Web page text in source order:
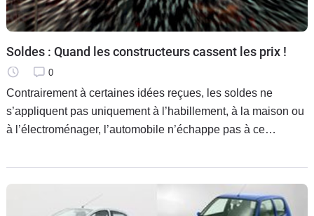
Soldes : Quand les constructeurs cassent les prix !
0
Contrairement à certaines idées reçues, les soldes ne
s’appliquent pas uniquement à l’habillement, à la maison ou
à l’électroménager, l’automobile n’échappe pas à ce